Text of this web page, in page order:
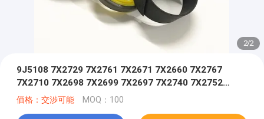
2/2
9J5108 7X2729 7X2761 7X2671 7X2660 7X2767
7X2710 7X2698 7X2699 7X2697 7X2740 7X2752
7X2791 8T1373KIT-SEAL
価格：交渉可能 MOQ：100